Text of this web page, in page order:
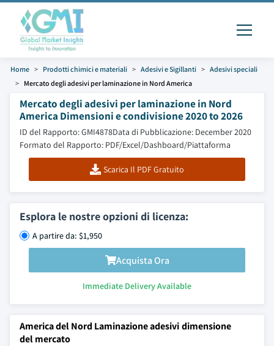
Home Prodotti chimici e materiali Adesivi e Sigillanti
Adesivi speciali
Mercato degli adesivi per laminazione in Nord America
Mercato degli adesivi per laminazione in Nord
America Dimensioni e condivisione 2020 to 2026
ID del Rapporto: GMI4878Data di Pubblicazione: December 2020
Formato del Rapporto: PDF/Excel/Dashboard/Piattaforma
Scarica Il PDF Gratuito
Esplora le nostre opzioni di licenza:
A partire da: $1,950
Acquista Ora
Immediate Delivery Available
America del Nord Laminazione adesivi dimensione
del mercato